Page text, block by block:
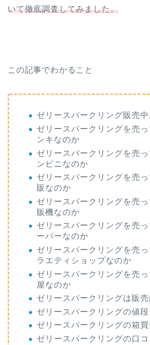
いて徹底調査してみました。
この記事でわかること
ゼリースパークリング販売
ゼリースパークリングを売
ンキなのか
ゼリースパークリングを売
ンビニなのか
ゼリースパークリングを売
販なのか
ゼリースパークリングを売
販機なのか
ゼリースパークリングを売
ーパーなのか
ゼリースパークリングを売
ラエティショップなのか
ゼリースパークリングを売
屋なのか
ゼリースパークリングは販
ゼリースパークリングの値段
ゼリースパークリングの箱
ゼリースパークリングの口コ